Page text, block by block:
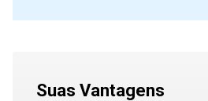
Suas Vantagens